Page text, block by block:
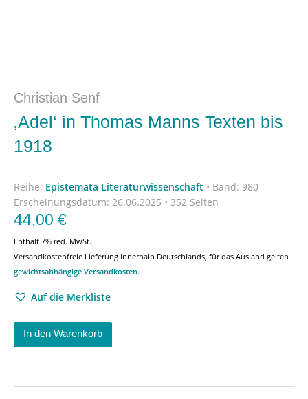
Christian Senf
‚Adel‘ in Thomas Manns Texten bis
1918
Reihe: Epistemata Literaturwissenschaft • Band: 980
Erscheinungsdatum: 26.06.2025 • 352 Seiten
44,00 €
Enthält 7% red. MwSt.
Versandkostenfreie Lieferung innerhalb Deutschlands, für das Ausland gelten
gewichtsabhängige Versandkosten.
Auf die Merkliste
In den Warenkorb